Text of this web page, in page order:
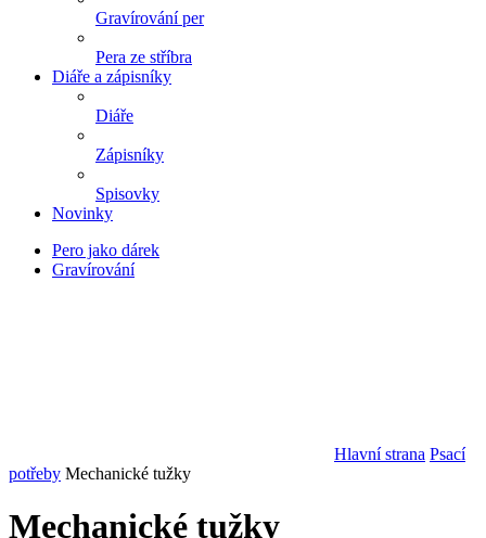
Gravírování per
Pera ze stříbra
Diáře a zápisníky
Diáře
Zápisníky
Spisovky
Novinky
Pero jako dárek
Gravírování
Hlavní strana Psací
potřeby Mechanické tužky
Mechanické tužky